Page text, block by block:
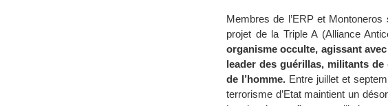
Membres de l’ERP et
projet de la Triple A (Alliance
organisme occulte, agissant
leader des guérillas, militants
de l’homme.Entre juillet et
terrorisme d’Etat maintient un